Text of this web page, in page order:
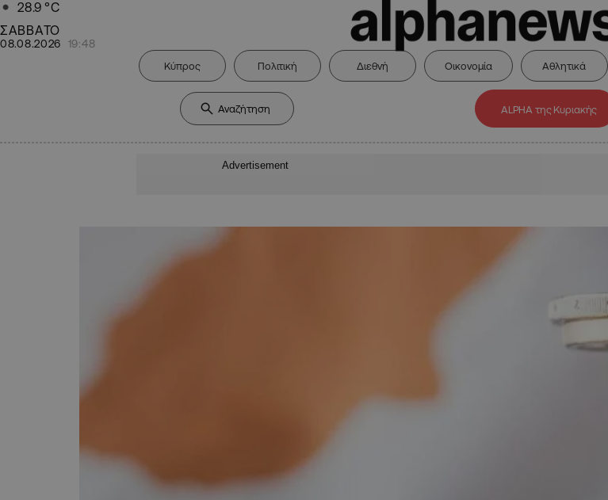
28.9 °C
ΣΑΒΒΑΤΟ
08.08.2026 19:48
Κύπρος Πολιτική Διεθνή Οικονομία Αθλητικά
ALPHA της Κυριακής
Advertisement